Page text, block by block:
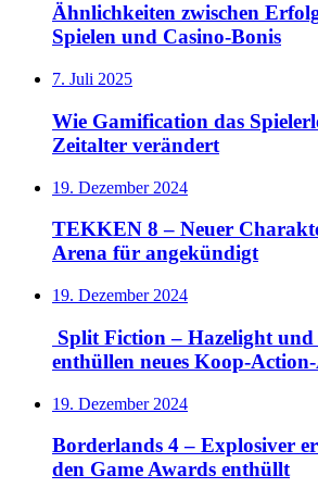
Ähnlichkeiten zwischen
Spielen und Casino‑Bonis
7. Juli 2025
Wie Gamification das
Zeitalter verändert
19. Dezember 2024
TEKKEN 8 – Neuer
Arena für angekündigt
19. Dezember 2024
Split Fiction – Hazelight
enthüllen neues Koop-
19. Dezember 2024
Borderlands 4 – Explosiver
den Game Awards enthüllt